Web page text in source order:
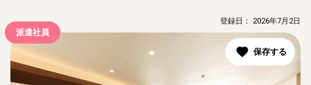
派遣社員
登録日： 2026年7月2日